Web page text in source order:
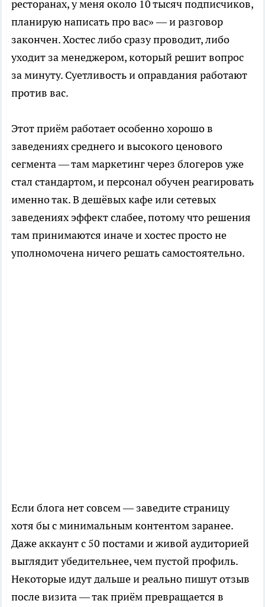
ресторанах, у меня около 10 тысяч подписчиков,
планирую написать про вас» — и разговор
закончен. Хостес либо сразу проводит, либо
уходит за менеджером, который решит вопрос
за минуту. Суетливость и оправдания работают
против вас.
Этот приём работает особенно хорошо в
заведениях среднего и высокого ценового
сегмента — там маркетинг через блогеров уже
стал стандартом, и персонал обучен реагировать
именно так. В дешёвых кафе или сетевых
заведениях эффект слабее, потому что решения
там принимаются иначе и хостес просто не
уполномочена ничего решать самостоятельно.
Если блога нет совсем — заведите страницу
хотя бы с минимальным контентом заранее.
Даже аккаунт с 50 постами и живой аудиторией
выглядит убедительнее, чем пустой профиль.
Некоторые идут дальше и реально пишут отзыв
после визита — так приём превращается в